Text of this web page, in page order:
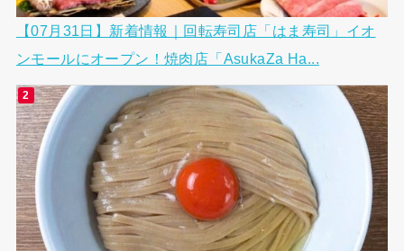
【07月31日】新着情報｜回転寿司店「はま寿司」イオ
ンモールにオープン！焼肉店「AsukaZa Ha...